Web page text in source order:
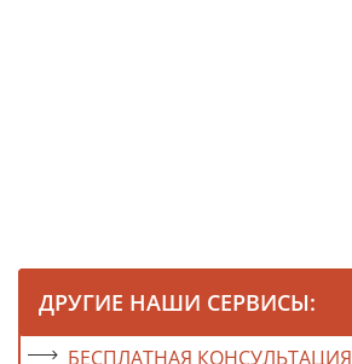
ДРУГИЕ НАШИ СЕРВИСЫ:
БЕСПЛАТНАЯ КОНСУЛЬТАЦИЯ